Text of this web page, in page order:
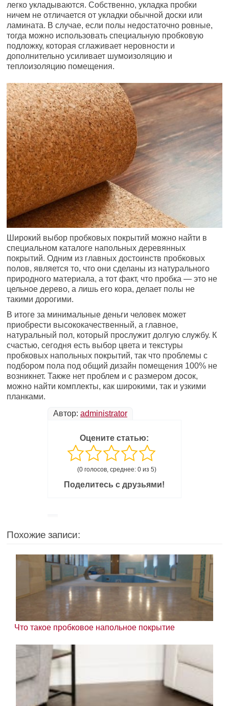
легко укладываются. Собственно, укладка пробки
ничем не отличается от укладки обычной доски или
ламината. В случае, если полы недостаточно ровные,
тогда можно использовать специальную пробковую
подложку, которая сглаживает неровности и
дополнительно усиливает шумоизоляцию и
теплоизоляцию помещения.
Широкий выбор пробковых покрытий можно найти в
специальном каталоге напольных деревянных
покрытий. Одним из главных достоинств пробковых
полов, является то, что они сделаны из натурального
природного материала, а тот факт, что пробка — это не
цельное дерево, а лишь его кора, делает полы не
такими дорогими.
В итоге за минимальные деньги человек может
приобрести высококачественный, а главное,
натуральный пол, который прослужит долгую службу. К
счастью, сегодня есть выбор цвета и текстуры
пробковых напольных покрытий, так что проблемы с
подбором пола под общий дизайн помещения 100% не
возникнет. Также нет проблем и с размером досок,
можно найти комплекты, как широкими, так и узкими
планками.
Автор: administrator
Оцените статью:
(0 голосов, среднее: 0 из 5)
Поделитесь с друзьями!
Похожие записи:
Что такое пробковое напольное покрытие